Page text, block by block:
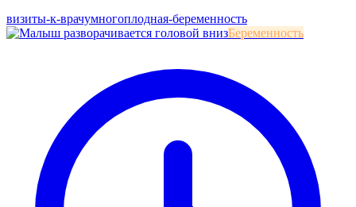
визиты-к-врачумногоплодная-беременность
Беременность